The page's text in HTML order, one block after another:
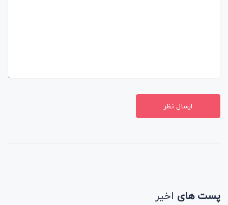
ارسال نظر
پست های اخیر